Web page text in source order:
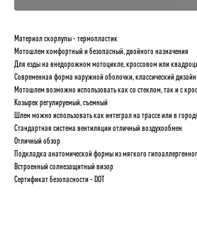
Материал скорлупы - термопластик
Мотошлем комфортный и безопасный, двойного назначения
Для езды на внедорожном мотоцикле, кроссовом или
Современная форма наружной оболочки, классический дизайн
Мотошлем возможно использовать как со стеклом, так и с
Козырек регулируемый, съемный
Шлем можно использовать как интеграл на трассе или в
Стандартная система вентиляции отличный воздухообмен
Отличный обзор
Подкладка анатомической формы из мягкого
Встроенный солнезащитный визор
Сертификат безопасности - DOT